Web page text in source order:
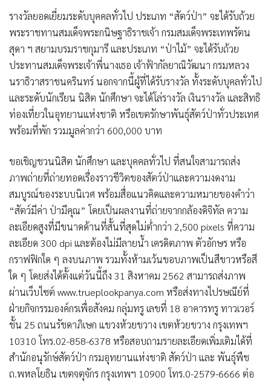
รางวัลยอดเยี่ยมระดับบุคคลทั่วไป ประเภท “สัตว์ป่า” จะได้รับถ้วย
พระราชทานสมเด็จพระกนิษฐาธิราชเจ้า กรมสมเด็จพระเทพรัตน
สุดา ฯ สยามบรมราชกุมารี และประเภท “ป่าไม้” จะได้รับถ้วย
ประทานสมเด็จพระเจ้าพี่นางเธอ เจ้าฟ้ากัลยาณิวัฒนา กรมหลวง
นราธิวาสราชนครินทร์ นอกจากนี้ผู้ที่ได้รับรางวัล ทั้งระดับบุคลทั่วไป
และระดับนักเรียน นิสิต นักศึกษา จะได้โล่รางวัล เงินรางวัล และสิทธิ
ท่องเที่ยวในอุทยานแห่งชาติ หรือเขตรักษาพันธุ์สัตว์ป่าทั่วประเทศ
พร้อมที่พัก รวมมูลค่ากว่า 600,000 บาท
ขอเชิญชวนนิสิต นักศึกษา และบุคคลทั่วไป ที่สนใจสามารถส่ง
ภาพถ่ายที่ถ่ายทอดเรื่องราวชีวิตของสัตว์ป่าและความงดงาม
สมบูรณ์ของระบบนิเวศ พร้อมสื่อแนวคิดและความหมายของคำว่า
“สัตว์มีค่า ป่ามีคุณ” โดยเป็นผลงานที่ถ่ายจากกล้องดิจิทัล ความ
ละเอียดสูงที่มีขนาดด้านที่สั้นที่สุดไม่ต่ำกว่า 2,500 pixels ที่ความ
ละเอียด 300 dpi และต้องไม่มีลายน้ำ เครดิตภาพ ตัวอักษร หรือ
กราฟฟิกใด ๆ ลงบนภาพ รวมทั้งห้ามเว้นขอบภาพเป็นสีขาวหรือสี
ใด ๆ โดยส่งได้ตั้งแต่วันนี้ถึง 31 สิงหาคม 2562 สามารถส่งภาพ
ผ่านเว็บไซต์ www.trueplookpanya.com หรือส่งทางไปรษณีย์ที่
ฝ่ายกิจกรรมองค์กรเพื่อสังคม กลุ่มทรู เลขที่ 18 อาคารทรู ทาวเวอร์
ชั้น 25 ถนนรัชดาภิเษก แขวงห้วยขวาง เขตห้วยขวาง กรุงเทพฯ
10310 โทร.02-858-6378 หรือสอบถามรายละเอียดเพิ่มเติมได้ที่
สำนักอนุรักษ์สัตว์ป่า กรมอุทยานแห่งชาติ สัตว์ป่า และ พันธุ์พืช
ถ.พหลโยธิน เขตจตุจักร กรุงเทพฯ 10900 โทร.0-2579-6666 ต่อ